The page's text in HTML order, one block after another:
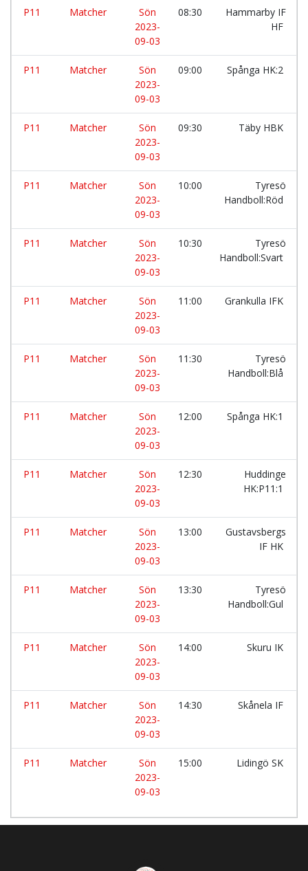
P11 Matcher
Sön
2023-
09-03
08:30
Hammarby IF
HF
P11 Matcher
Sön
2023-
09-03
09:00 Spånga HK:2
P11 Matcher
Sön
2023-
09-03
09:30 Täby HBK
P11 Matcher
Sön
2023-
09-03
10:00
Tyresö
Handboll:Röd
P11 Matcher
Sön
2023-
09-03
10:30
Tyresö
Handboll:Svart
P11 Matcher
Sön
2023-
09-03
11:00 Grankulla IFK
P11 Matcher
Sön
2023-
09-03
11:30
Tyresö
Handboll:Blå
P11 Matcher
Sön
2023-
09-03
12:00 Spånga HK:1
P11 Matcher
Sön
2023-
09-03
12:30
Huddinge
HK:P11:1
P11 Matcher
Sön
2023-
09-03
13:00
Gustavsbergs
IF HK
P11 Matcher
Sön
2023-
09-03
13:30
Tyresö
Handboll:Gul
P11 Matcher
Sön
2023-
09-03
14:00 Skuru IK
P11 Matcher
Sön
2023-
09-03
14:30 Skånela IF
P11 Matcher
Sön
2023-
09-03
15:00 Lidingö SK